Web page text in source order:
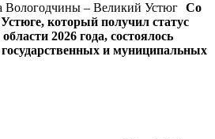
Со
который получил статус
2026 года, состоялось
и муниципальных